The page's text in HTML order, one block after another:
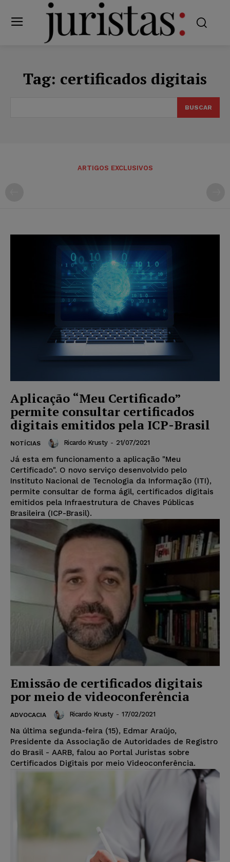
Tag: certificados digitais
BUSCAR
ARTIGOS EXCLUSIVOS
Aplicação “Meu Certificado”
permite consultar certificados
digitais emitidos pela ICP-Brasil
NOTÍCIAS Ricardo Krusty - 21/07/2021
Já esta em funcionamento a aplicação "Meu
Certificado". O novo serviço desenvolvido pelo
Instituto Nacional de Tecnologia da Informação (ITI),
permite consultar de forma ágil, certificados digitais
emitidos pela Infraestrutura de Chaves Públicas
Brasileira (ICP-Brasil).
Emissão de certificados digitais
por meio de videoconferência
ADVOCACIA Ricardo Krusty - 17/02/2021
Na última segunda-feira (15), Edmar Araújo,
Presidente da Associação de Autoridades de Registro
do Brasil - AARB, falou ao Portal Juristas sobre
Certificados Digitais por meio Videoconferência.